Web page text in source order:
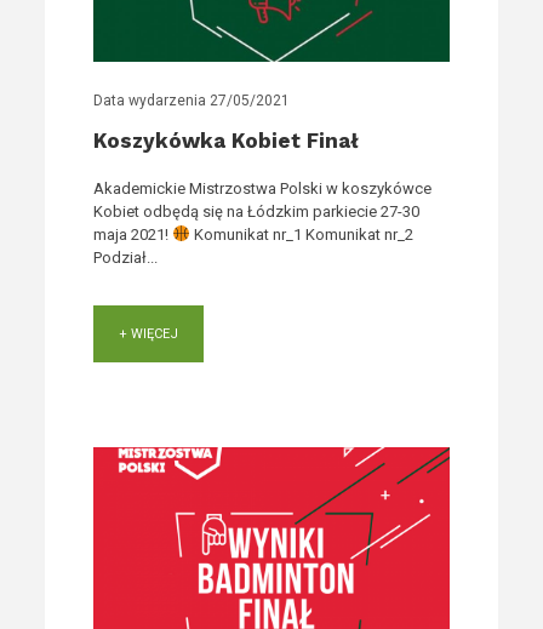
Data wydarzenia 27/05/2021
Koszykówka Kobiet Finał
Akademickie Mistrzostwa Polski w koszykówce
Kobiet odbędą się na Łódzkim parkiecie 27-30
maja 2021!
Komunikat nr_1 Komunikat nr_2
Podział...
+ WIĘCEJ